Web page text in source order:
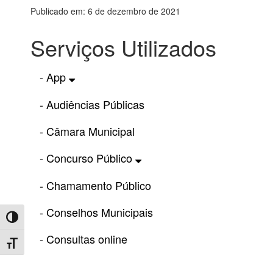
Toggle High Contrast
Toggle Font size
Publicado em: 6 de dezembro de 2021
Serviços Utilizados
- App
- Audiências Públicas
- Câmara Municipal
- Concurso Público
- Chamamento Público
- Conselhos Municipais
- Consultas online